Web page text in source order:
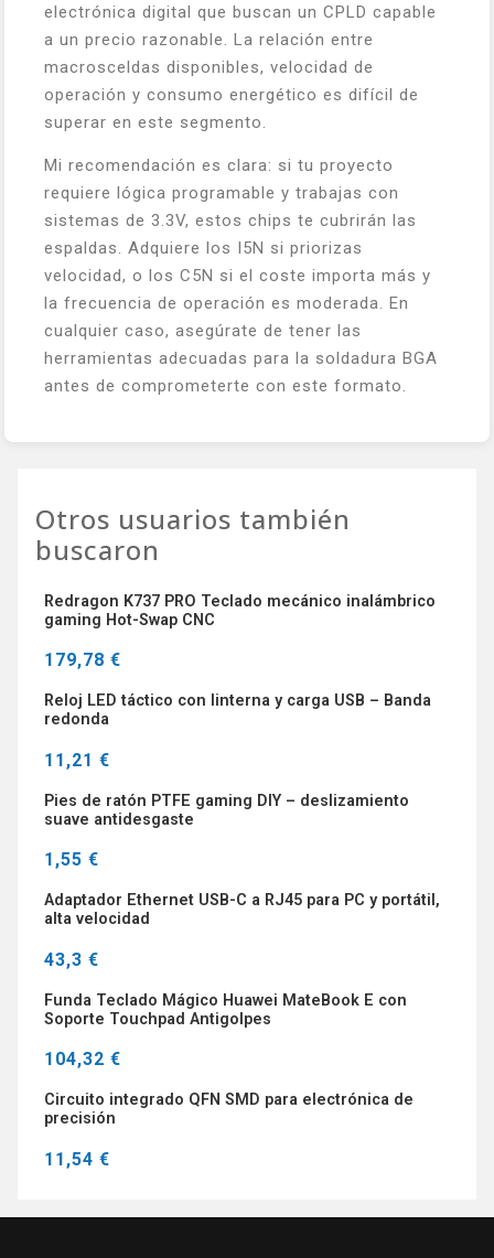
electrónica digital que buscan un CPLD capable
a un precio razonable. La relación entre
macrosceldas disponibles, velocidad de
operación y consumo energético es difícil de
superar en este segmento.
Mi recomendación es clara: si tu proyecto
requiere lógica programable y trabajas con
sistemas de 3.3V, estos chips te cubrirán las
espaldas. Adquiere los I5N si priorizas
velocidad, o los C5N si el coste importa más y
la frecuencia de operación es moderada. En
cualquier caso, asegúrate de tener las
herramientas adecuadas para la soldadura BGA
antes de comprometerte con este formato.
Otros usuarios también
buscaron
Redragon K737 PRO Teclado mecánico inalámbrico
gaming Hot-Swap CNC
179,78 €
Reloj LED táctico con linterna y carga USB – Banda
redonda
11,21 €
Pies de ratón PTFE gaming DIY – deslizamiento
suave antidesgaste
1,55 €
Adaptador Ethernet USB-C a RJ45 para PC y portátil,
alta velocidad
43,3 €
Funda Teclado Mágico Huawei MateBook E con
Soporte Touchpad Antigolpes
104,32 €
Circuito integrado QFN SMD para electrónica de
precisión
11,54 €